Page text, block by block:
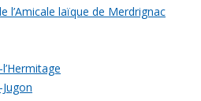
l’Amicale laïque de Merdrignac